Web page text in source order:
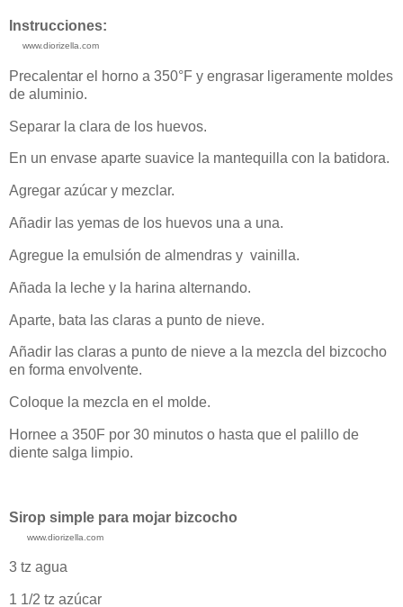
Instrucciones:
www.diorizella.com
Precalentar el horno a 350°F y engrasar ligeramente moldes
de aluminio.
Separar la clara de los huevos.
En un envase aparte suavice la mantequilla con la batidora.
Agregar azúcar y mezclar.
Añadir las yemas de los huevos una a una.
Agregue la emulsión de almendras y vainilla.
Añada la leche y la harina alternando.
Aparte, bata las claras a punto de nieve.
Añadir las claras a punto de nieve a la mezcla del bizcocho
en forma envolvente.
Coloque la mezcla en el molde.
Hornee a 350F por 30 minutos o hasta que el palillo de
diente salga limpio.
Sirop simple para mojar bizcocho
www.diorizella.com
3 tz agua
1 1/2 tz azúcar